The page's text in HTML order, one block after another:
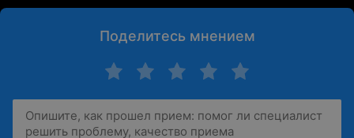
Поделитесь мнением